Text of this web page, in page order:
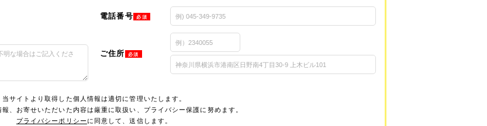
電話番号 必須
ご住所 必須
当サイトより取得した個人情報は適切に管理いたします。
、お寄せいただいた内容は厳重に取扱い、プライバシー保護に努めます。
プライバシーポリシーに同意して、送信します。